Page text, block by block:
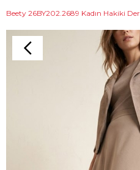
Beety 26BY202.2689 Kadın Hakiki